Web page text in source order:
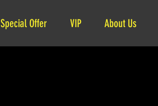
Special Offer VIP About Us